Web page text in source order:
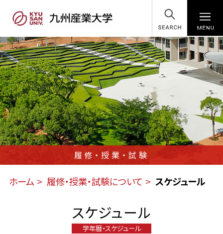
SEARCH
履修・授業・試験
ホーム 履修・授業・試験について スケジュール
スケジュール
学年暦・スケジュール